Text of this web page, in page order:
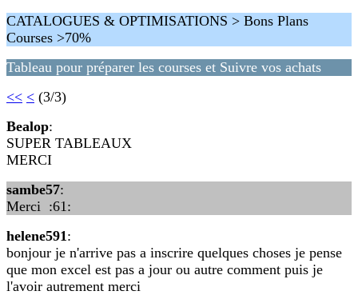
CATALOGUES & OPTIMISATIONS > Bons Plans
Courses >70%
Tableau pour préparer les courses et Suivre vos achats
<< < (3/3)
Bealop:
SUPER TABLEAUX
MERCI
sambe57:
Merci :61:
helene591:
bonjour je n'arrive pas a inscrire quelques choses je pense
que mon excel est pas a jour ou autre comment puis je
l'avoir autrement merci